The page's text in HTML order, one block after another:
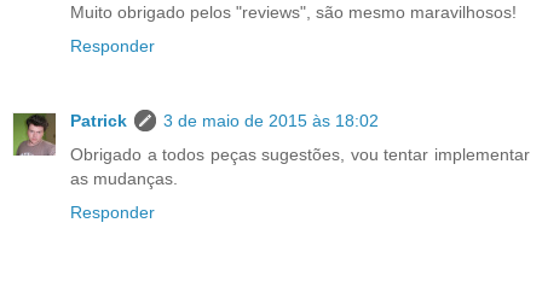
Muito obrigado pelos "reviews", são mesmo maravilhosos!
Responder
Patrick
3 de maio de 2015 às 18:02
Obrigado a todos peças sugestões, vou tentar implementar
as mudanças.
Responder